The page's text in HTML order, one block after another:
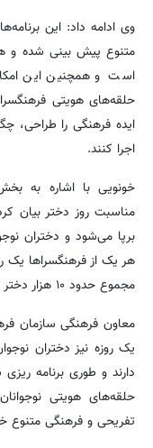
متنوع پیش بینی شده و
است و همچنین این
حلقه‌های هویتی
ایده فرهنگی را طراحی،
اجرا کنند.
خونویی با اشاره به
مناسبت روز دختر بیان
برپا می‌شود و دختران
هر یک از فرهنگسراها یک
مجموع حدود ۱۰ هزار دختر نوجوان در این اردوها حضور می‌یابند.
معاون فرهنگی سازمان
یک روزه نیز دختران
دارند و طوری برنامه
حلقه‌های هویتی
تفریحی و فرهنگی متنوع